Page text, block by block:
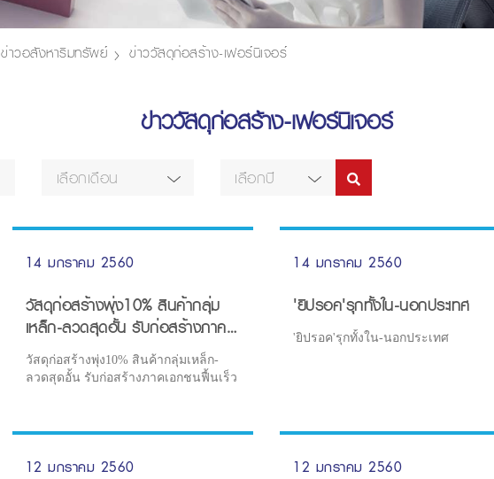
ข่าวอสังหาริมทรัพย์ ข่าววัสดุก่อสร้าง-เฟอร์นิเจอร์
ข่าววัสดุก่อสร้าง-เฟอร์นิเจอร์
เลือกเดือน เลือกปี
14 มกราคม 2560
วัสดุก่อสร้างพุ่ง10% สินค้ากลุ่ม
เหล็ก-ลวดสุดอั้น รับก่อสร้างภาค
เอกชนฟื้นเร็ว
วัสดุก่อสร้างพุ่ง10% สินค้ากลุ่มเหล็ก-
ลวดสุดอั้น รับก่อสร้างภาคเอกชนฟื้นเร็ว
14 มกราคม 2560
'ยิปรอค'รุกทั้งใน-นอกประเทศ
'ยิปรอค'รุกทั้งใน-นอกประเทศ
12 มกราคม 2560 12 มกราคม 2560